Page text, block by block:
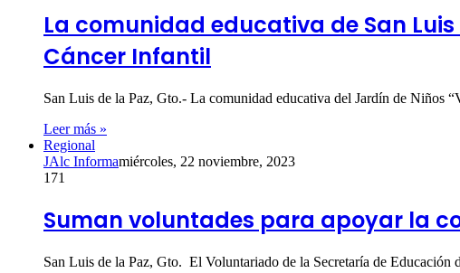
La comunidad educativa de San
Cáncer Infantil
San Luis de la Paz, Gto.- La comunidad educativa del Jardín de
Leer más »
Regional
JAlc Informamiércoles, 22 noviembre, 2023
171
Suman voluntades para apoyar la
San Luis de la Paz, Gto. El Voluntariado de la Secretaría de